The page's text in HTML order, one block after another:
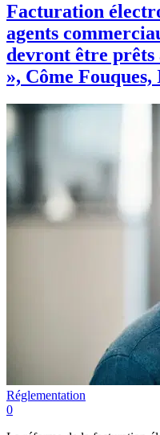
Facturation
agents
devront être prêts
», Côme Fouques,
Réglementation
0